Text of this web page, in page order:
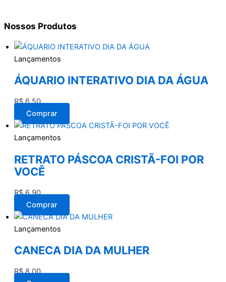
Nossos Produtos
Lançamentos
ÁQUARIO INTERATIVO DIA DA ÁGUA
R$6,50
Comprar
Lançamentos
RETRATO PÁSCOA CRISTÃ-FOI POR
VOCÊ
R$6,90
Comprar
Lançamentos
CANECA DIA DA MULHER
R$8,00